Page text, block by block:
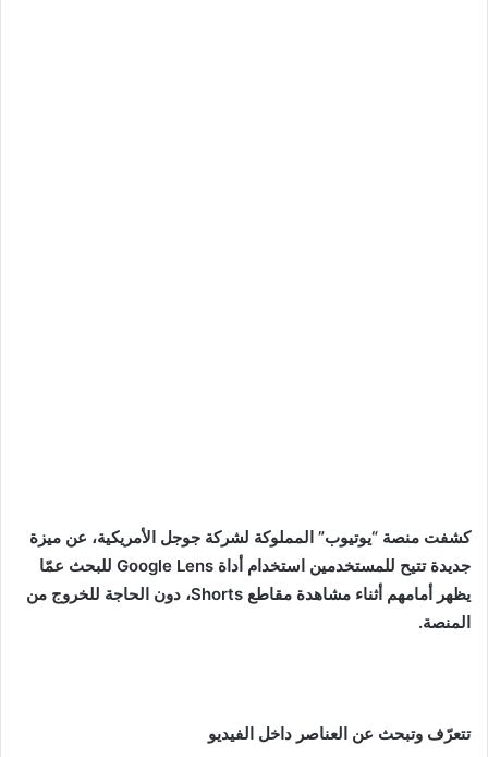
كشفت منصة “يوتيوب” المملوكة لشركة جوجل الأمريكية، عن ميزة
جديدة تتيح للمستخدمين استخدام أداة Google Lens للبحث عمّا
يظهر أمامهم أثناء مشاهدة مقاطع Shorts، دون الحاجة للخروج من
المنصة.
تتعرّف وتبحث عن العناصر داخل الفيديو